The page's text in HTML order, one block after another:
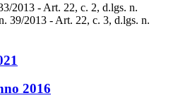
2013 - Art. 22, c. 2, d.lgs. n.
39/2013 - Art. 22, c. 3, d.lgs. n.
2016